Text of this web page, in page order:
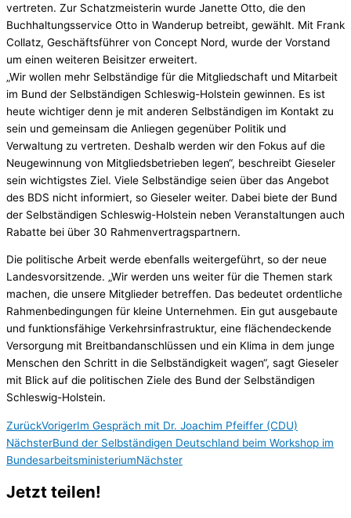
vertreten. Zur Schatzmeisterin wurde Janette Otto, die den
Buchhaltungsservice Otto in Wanderup betreibt, gewählt. Mit Frank
Collatz, Geschäftsführer von Concept Nord, wurde der Vorstand
um einen weiteren Beisitzer erweitert.
„Wir wollen mehr Selbständige für die Mitgliedschaft und Mitarbeit
im Bund der Selbständigen Schleswig-Holstein gewinnen. Es ist
heute wichtiger denn je mit anderen Selbständigen im Kontakt zu
sein und gemeinsam die Anliegen gegenüber Politik und
Verwaltung zu vertreten. Deshalb werden wir den Fokus auf die
Neugewinnung von Mitgliedsbetrieben legen“, beschreibt Gieseler
sein wichtigstes Ziel. Viele Selbständige seien über das Angebot
des BDS nicht informiert, so Gieseler weiter. Dabei biete der Bund
der Selbständigen Schleswig-Holstein neben Veranstaltungen auch
Rabatte bei über 30 Rahmenvertragspartnern.
Die politische Arbeit werde ebenfalls weitergeführt, so der neue
Landesvorsitzende. „Wir werden uns weiter für die Themen stark
machen, die unsere Mitglieder betreffen. Das bedeutet ordentliche
Rahmenbedingungen für kleine Unternehmen. Ein gut ausgebaute
und funktionsfähige Verkehrsinfrastruktur, eine flächendeckende
Versorgung mit Breitbandanschlüssen und ein Klima in dem junge
Menschen den Schritt in die Selbständigkeit wagen“, sagt Gieseler
mit Blick auf die politischen Ziele des Bund der Selbständigen
Schleswig-Holstein.
ZurückVorigerIm Gespräch mit Dr. Joachim Pfeiffer (CDU)
NächsterBund der Selbständigen Deutschland beim Workshop im
BundesarbeitsministeriumNächster
Jetzt teilen!